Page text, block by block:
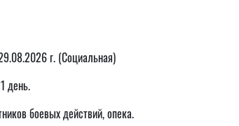
г. (Социальная)
день.
боевых действий, опека.